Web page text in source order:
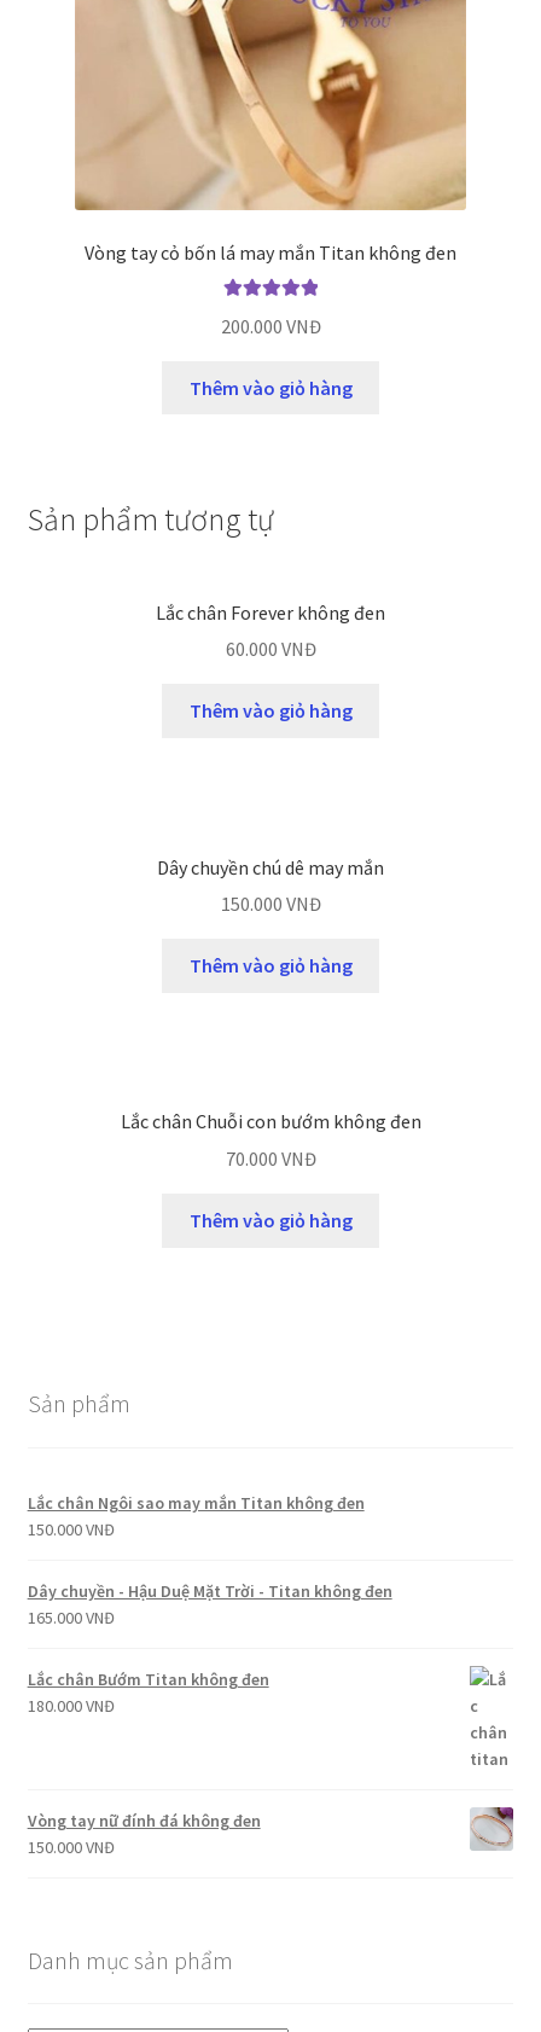
Vòng tay cỏ bốn lá may mắn Titan không đen
200.000 VNĐ
Thêm vào giỏ hàng
Sản phẩm tương tự
Lắc chân Forever không đen
60.000 VNĐ
Thêm vào giỏ hàng
Dây chuyền chú dê may mắn
150.000 VNĐ
Thêm vào giỏ hàng
Lắc chân Chuỗi con bướm không đen
70.000 VNĐ
Thêm vào giỏ hàng
Sản phẩm
Lắc chân Ngôi sao may mắn Titan không đen
150.000VNĐ
Dây chuyền - Hậu Duệ Mặt Trời - Titan không đen
165.000VNĐ
Lắc chân Bướm Titan không đen
180.000VNĐ
Vòng tay nữ đính đá không đen
150.000VNĐ
Danh mục sản phẩm